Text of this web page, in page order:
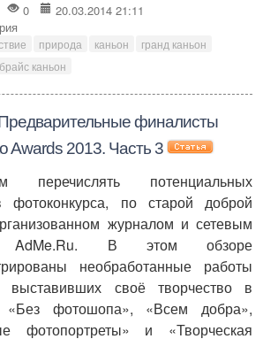
0
20.03.2014 21:11
природа каньон
гранд каньон
брайс каньон
финалисты
Awards 2013. Часть 3
перечислять потенциальных
фотоконкурса, по старой доброй
журналом и сетевым
AdMe.Ru. В этом обзоре
необработанные работы
выставивших своё творчество в
«Без фотошопа», «Всем добра»,
фотопортреты» и «Творческая